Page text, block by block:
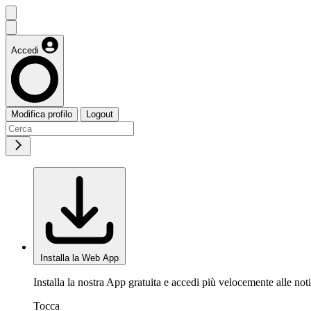
Accedi
Modifica profilo Logout
Installa la Web App
Installa la nostra App gratuita e accedi più velocemente alle
Tocca